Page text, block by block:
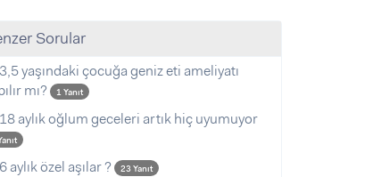
Sorular
3,5 yaşındaki çocuğa geniz eti ameliyatı
mı?
1 Yanıt
18 aylık oğlum geceleri artık hiç uyumuyor
6 aylık özel aşılar ? 23 Yanıt